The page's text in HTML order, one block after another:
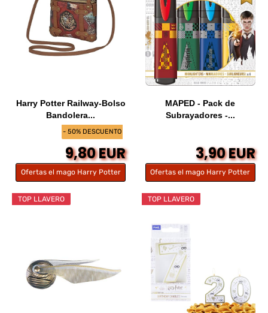
- 50% DESCUENTO
Harry Potter Railway-Bolso
Bandolera...
9,80 EUR
Ofertas el mago Harry Potter
MAPED - Pack de
Subrayadores -...
3,90 EUR
Ofertas el mago Harry Potter
TOP LLAVERO TOP LLAVERO